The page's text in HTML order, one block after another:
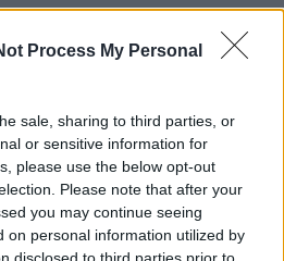
Process My Personal
sale, sharing to third parties, or
or sensitive information for
please use the below opt-out
Please note that after your
you may continue seeing
on personal information utilized by
disclosed to third parties prior to